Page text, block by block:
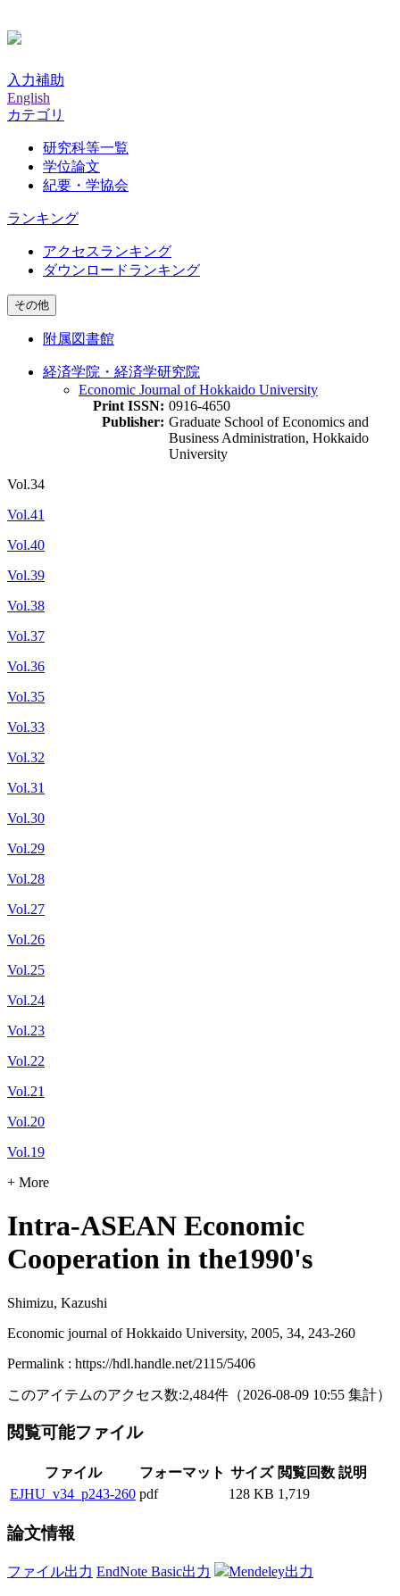
入力補助
English
カテゴリ
研究科等一覧
学位論文
紀要・学協会
ランキング
アクセスランキング
ダウンロードランキング
その他
附属図書館
経済学院・経済学研究院
Economic Journal of Hokkaido University
Print ISSN: 0916-4650
Publisher: Graduate School of Economics and
Business Administration, Hokkaido
University
Vol.34
Vol.41
Vol.40
Vol.39
Vol.38
Vol.37
Vol.36
Vol.35
Vol.33
Vol.32
Vol.31
Vol.30
Vol.29
Vol.28
Vol.27
Vol.26
Vol.25
Vol.24
Vol.23
Vol.22
Vol.21
Vol.20
Vol.19
+ More
Intra-ASEAN Economic
Cooperation in the1990's
Shimizu, Kazushi
Economic journal of Hokkaido University, 2005, 34, 243-260
Permalink : https://hdl.handle.net/2115/5406
このアイテムのアクセス数:2,484件 （2026-08-09 10:55 集計）
閲覧可能ファイル
ファイル フォーマット サイズ 閲覧回数 説明
EJHU_v34_p243-260 pdf 128 KB 1,719
論文情報
ファイル出力 EndNote Basic出力 Mendeley出力